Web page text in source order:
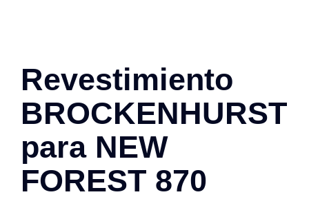
Revestimiento
BROCKENHURST
para NEW
FOREST 870